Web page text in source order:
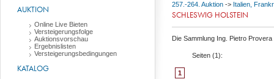
AUKTION
Online Live Bieten
Versteigerungsfolge
Auktionsvorschau
Ergebnislisten
Versteigerungsbedingungen
KATALOG
257.-264. Auktion -> Italien,
SCHLESWIG HOLSTEIN
Die Sammlung Ing. Pietro Provera
Seiten (1):
1